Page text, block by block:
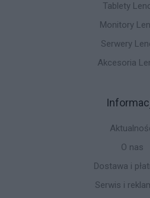
Tablety
Monitory
Serwery
Akcesoria
O nas
Dostawa i
Serwis i